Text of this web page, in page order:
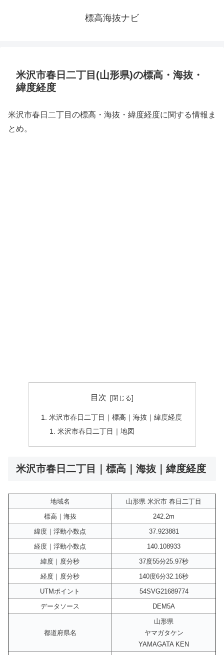
標高海抜ナビ
米沢市春日二丁目(山形県)の標高・海抜・
緯度経度
米沢市春日二丁目の標高・海抜・緯度経度に関する情報ま
とめ。
目次
米沢市春日二丁目｜標高｜海抜｜緯度経度
米沢市春日二丁目｜地図
米沢市春日二丁目｜標高｜海抜｜緯度経度
地域名
山形県 米沢市 春日二丁目
標高｜海抜
242.2m
緯度｜浮動小数点
37.923881
経度｜浮動小数点
140.108933
緯度｜度分秒
37度55分25.97秒
経度｜度分秒
140度6分32.16秒
UTMポイント
54SVG21689774
データソース
DEM5A
都道府県名
山形県
ヤマガタケン
YAMAGATA KEN